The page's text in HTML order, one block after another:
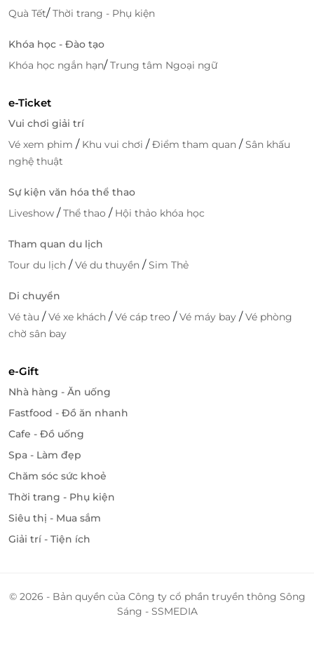
Quà Tết/Thời trang - Phụ kiện
Khóa học - Đào tạo
Khóa học ngắn hạn/Trung tâm Ngoại ngữ
e-Ticket
Vui chơi giải trí
Vé xem phim / Khu vui chơi /Điểm tham quan /Sân khấu
nghệ thuật
Sự kiện văn hóa thể thao
Liveshow /Thể thao / Hội thảo khóa học
Tham quan du lịch
Tour du lịch /Vé du thuyền /Sim Thẻ
Di chuyển
Vé tàu /Vé xe khách /Vé cáp treo /Vé máy bay /Vé phòng
chờ sân bay
e-Gift
Nhà hàng - Ăn uống
Fastfood - Đồ ăn nhanh
Cafe - Đồ uống
Spa - Làm đẹp
Chăm sóc sức khoẻ
Thời trang - Phụ kiện
Siêu thị - Mua sắm
Giải trí - Tiện ích
© 2026 - Bản quyền của Công ty cổ phần truyền thông Sông
Sáng - SSMEDIA